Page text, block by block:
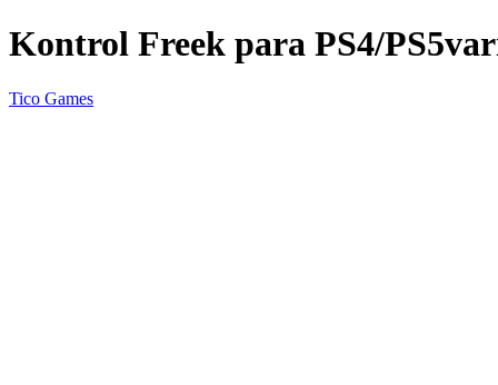
Kontrol Freek para PS4/
Tico Games